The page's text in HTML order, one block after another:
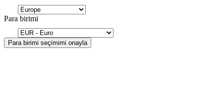
Para birimi
Para birimi seçimimi onayla